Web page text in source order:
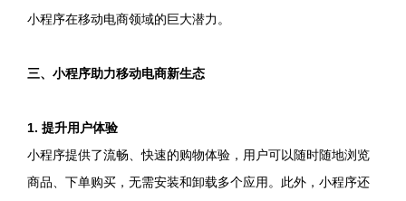
小程序在移动电商领域的巨大潜力。
三、小程序助力移动电商新生态
1. 提升用户体验
小程序提供了流畅、快速的购物体验，用户可以随时随地浏览
商品、下单购买，无需安装和卸载多个应用。此外，小程序还